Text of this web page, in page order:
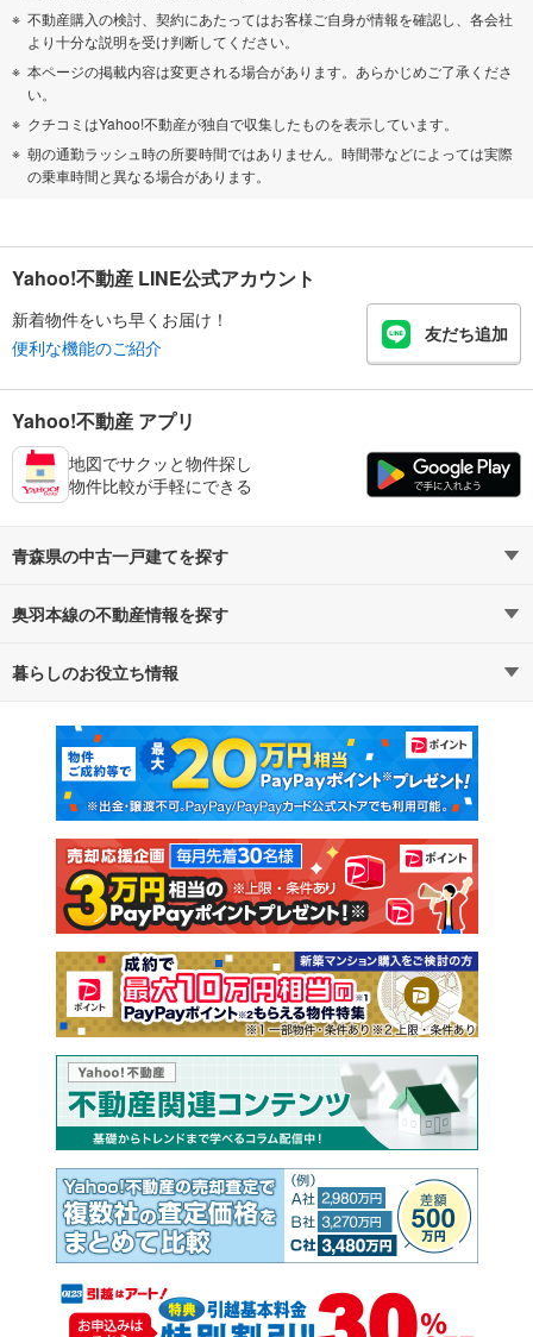
不動産購入の検討、契約にあたってはお客様ご自身が情報を確認し、各会社
より十分な説明を受け判断してください。
本ページの掲載内容は変更される場合があります。あらかじめご了承くださ
い。
クチコミはYahoo!不動産が独自で収集したものを表示しています。
朝の通勤ラッシュ時の所要時間ではありません。時間帯などによっては実際
の乗車時間と異なる場合があります。
Yahoo!不動産 LINE公式アカウント
新着物件をいち早くお届け！
便利な機能のご紹介
友だち追加
Yahoo!不動産 アプリ
地図でサクッと物件探し
物件比較が手軽にできる
青森県の中古一戸建てを探す
路線・駅から探す
通勤・通学時間から探す
奥羽本線の不動産情報を探す
不動産・住宅
新築マンション 中古マンション
新築一戸建て 中古一戸建て
注文住宅 土地
売却査定
暮らしのお役立ち情報
マンションカタログ 教えて！住まいの先生